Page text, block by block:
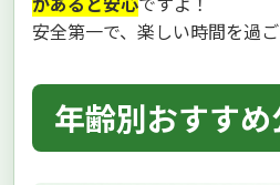
安全第一で、楽しい時間を過
年齢別おすす